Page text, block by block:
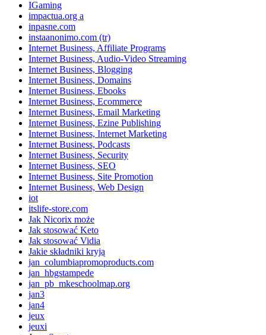
IGaming
impactua.org a
inpasne.com
instaanonimo.com (tr)
Internet Business, Affiliate Programs
Internet Business, Audio-Video Streaming
Internet Business, Blogging
Internet Business, Domains
Internet Business, Ebooks
Internet Business, Ecommerce
Internet Business, Email Marketing
Internet Business, Ezine Publishing
Internet Business, Internet Marketing
Internet Business, Podcasts
Internet Business, Security
Internet Business, SEO
Internet Business, Site Promotion
Internet Business, Web Design
iot
itslife-store.com
Jak Nicorix może
Jak stosować Keto
Jak stosować Vidia
Jakie składniki kryją
jan_columbiapromoproducts.com
jan_hbgstampede
jan_pb_mkeschoolmap.org
jan3
jan4
jeux
jeuxi